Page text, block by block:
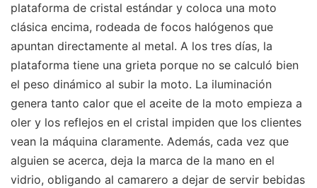
plataforma de cristal estándar y coloca una moto
clásica encima, rodeada de focos halógenos que
apuntan directamente al metal. A los tres días, la
plataforma tiene una grieta porque no se calculó bien
el peso dinámico al subir la moto. La iluminación
genera tanto calor que el aceite de la moto empieza a
oler y los reflejos en el cristal impiden que los clientes
vean la máquina claramente. Además, cada vez que
alguien se acerca, deja la marca de la mano en el
vidrio, obligando al camarero a dejar de servir bebidas